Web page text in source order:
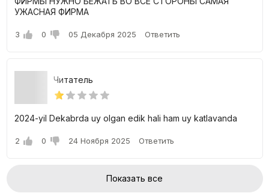
УЖАСНАЯ ФИРМА
3 0 05 Декабря 2025 Ответить
Читатель
2024-yil Dekabrda uy olgan edik hali ham uy katlavanda
2 0 24 Ноября 2025 Ответить
Показать все